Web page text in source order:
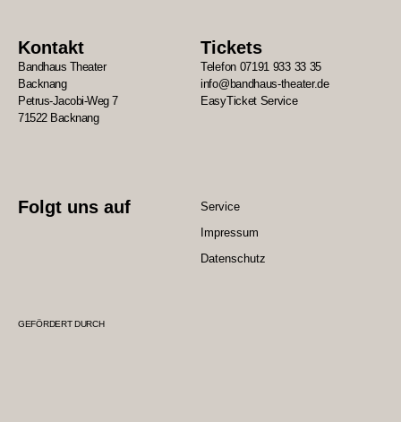
Kontakt
Bandhaus Theater
Backnang
Petrus-Jacobi-Weg 7
71522 Backnang
Tickets
Telefon 07191 933 33 35
info@bandhaus-theater.de
EasyTicket Service
Folgt uns auf
Service
Impressum
Datenschutz
GEFÖRDERT DURCH